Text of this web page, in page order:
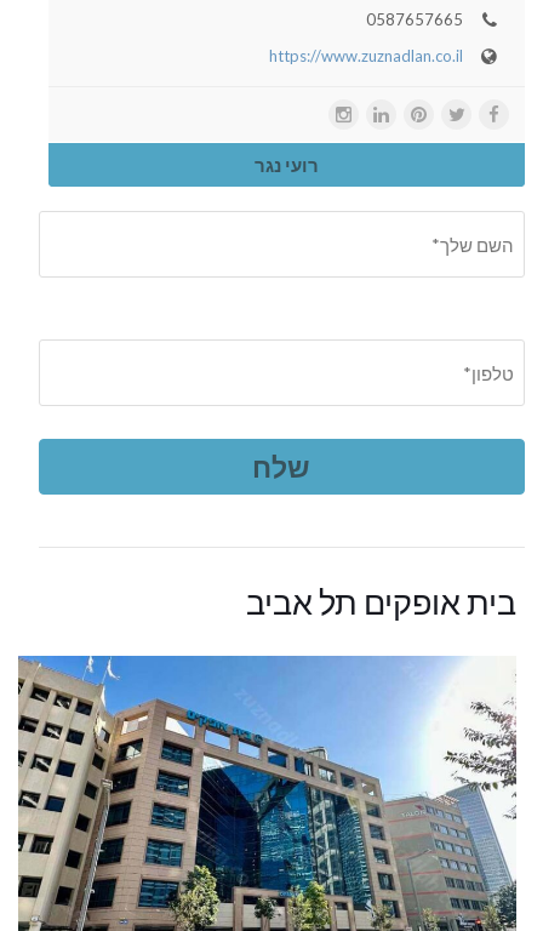
0587657665
https://www.zuznadlan.co.il
רועי נגר
בית אופקים תל אביב